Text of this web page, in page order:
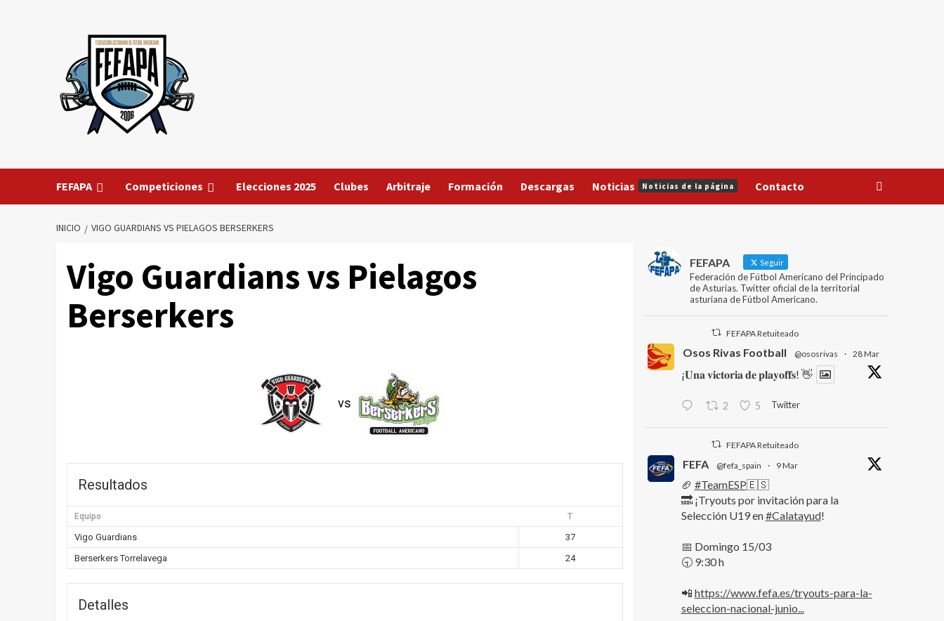
FEFAPA Competiciones Elecciones 2025 Clubes Arbitraje Formación Descargas Noticias Noticias de la página Contacto
INICIO VIGO GUARDIANS VS PIELAGOS BERSERKERS
Vigo Guardians vs Pielagos
Berserkers
vs
Resultados
Equipo T
Vigo Guardians
37
Berserkers Torrelavega
24
Detalles
FEFAPA Seguir
Federación de Fútbol Americano del Principado
de Asturias. Twitter oficial de la territorial
asturiana de Fútbol Americano.
FEFAPA Retuiteado
Osos Rivas Football @ososrivas · 28 Mar
¡𝐔𝐧𝐚 𝐯𝐢𝐜𝐭𝐨𝐫𝐢𝐚 𝐝𝐞 𝐩𝐥𝐚𝐲𝐨𝐟𝐟𝐬! 👋
2 5 Twitter
FEFAPA Retuiteado
FEFA @fefa_spain · 9 Mar
🏈 #TeamESP🇪🇸
🔜 ¡Tryouts por invitación para la
Selección U19 en#Calatayud!
📅 Domingo 15/03
🕤 9:30 h
📲 https://www.fefa.es/tryouts-para-la-
seleccion-nacional-junio...